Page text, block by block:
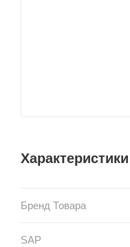
Характеристики
Бренд Товара
SAP